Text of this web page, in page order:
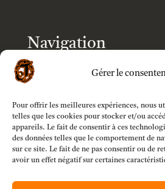
Gérer le
Pour offrir les meilleures expériences, nous
telles que les cookies pour stocker et/ou
appareils. Le fait de consentir à ces
des données telles que le comportement de
sur ce site. Le fait de ne pas consentir ou de
avoir un effet négatif sur certaines
Navigation
Accueil
Boutique
Modèles
Customizer